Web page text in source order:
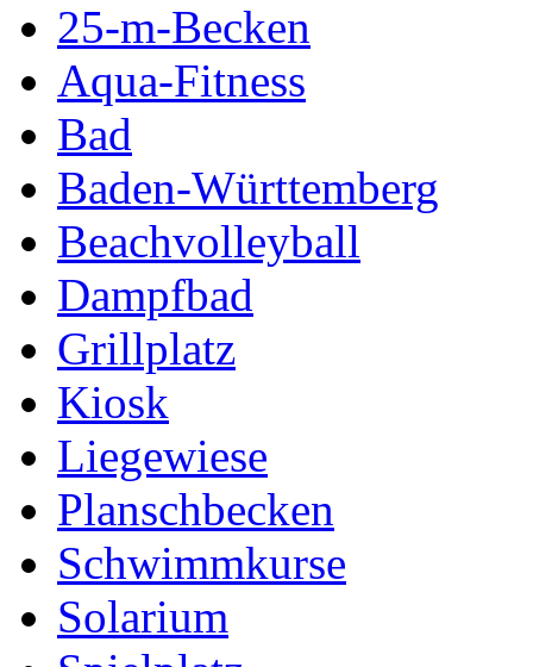
25-m-Becken
Aqua-Fitness
Bad
Baden-Württemberg
Beachvolleyball
Dampfbad
Grillplatz
Kiosk
Liegewiese
Planschbecken
Schwimmkurse
Solarium